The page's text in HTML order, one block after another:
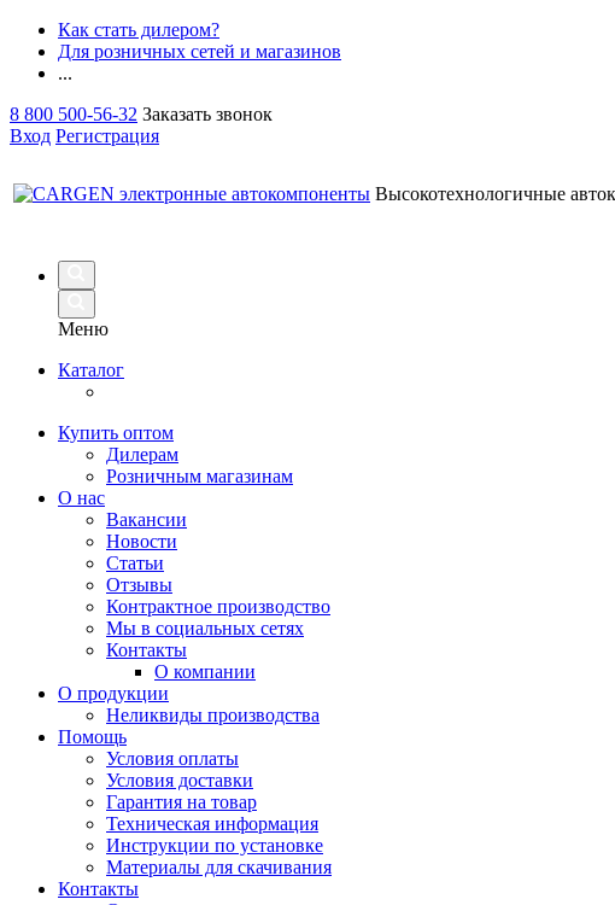
Как стать дилером?
Для розничных сетей и магазинов
...
8 800 500-56-32 Заказать звонок
Вход Регистрация
Высокотехнологичные
Меню
Каталог
Купить оптом
Дилерам
Розничным магазинам
О нас
Вакансии
Новости
Статьи
Отзывы
Контрактное производство
Мы в социальных сетях
Контакты
О компании
О продукции
Неликвиды производства
Помощь
Условия оплаты
Условия доставки
Гарантия на товар
Техническая информация
Инструкции по установке
Материалы для скачивания
Контакты